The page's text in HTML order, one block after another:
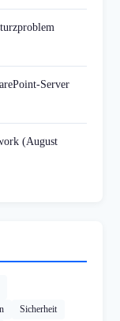
Server
(August
Sicherheit